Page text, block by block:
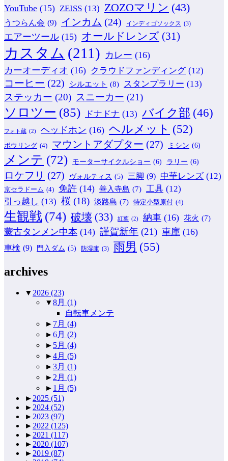
YouTube (15) ZEISS (13) ZOZOマリン (43)
うつらん会 (9) インカム (24) インディゴソックス (3)
エアーツール (15) オールドレンズ (31)
カスタム (211) カレー (16)
カーオーディオ (16) クラウドファンディング (12)
コーヒー (22) シルエット (8) スタンプラリー (13)
ステッカー (20) スニーカー (21)
ソロツー (85) ドナドナ (13) バイク部 (46)
フォト蔵 (2) ヘッドホン (16) ヘルメット (52)
ボウリング (4) マウントアダプター (27) ミシン (6)
メンテ (72) モーターサイクルショー (6) ラリー (6)
ロケフリ (27) ヴォルティス (5) 三脚 (9) 中華レンズ (12)
京セラドーム (4) 免許 (14) 善入寺島 (7) 工具 (12)
引っ越し (13) 桜 (18) 淡路島 (7) 特定小型原付 (4)
生観戦 (74) 破壊 (33) 紅葉 (2) 納車 (16) 花火 (7)
蒙古タンメン中本 (14) 謹賀新年 (21) 車庫 (16)
車検 (9) 門入ダム (5) 防湿庫 (3) 雨男 (55)
archives
▼2026 (23)
▼8月 (1)
自転車メンテ
► 7月 (4)
►6月 (2)
► 5月 (4)
►4月 (5)
►3月 (1)
►2月 (1)
► 1月 (5)
►2025 (51)
►2024 (52)
►2023 (97)
►2022 (125)
►2021 (117)
►2020 (107)
►2019 (87)